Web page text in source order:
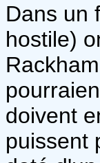
Dans un
hostile)
doivent
puissent